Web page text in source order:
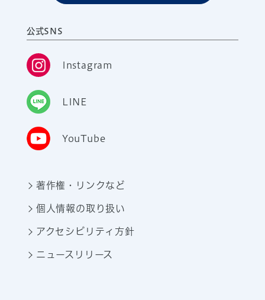
公式SNS
Instagram
LINE
YouTube
著作権・リンクなど
個人情報の取り扱い
アクセシビリティ方針
ニュースリリース